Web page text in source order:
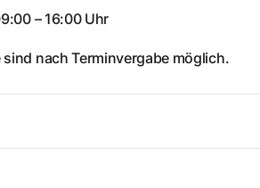
– 16:00 Uhr
sind nach Terminvergabe möglich.